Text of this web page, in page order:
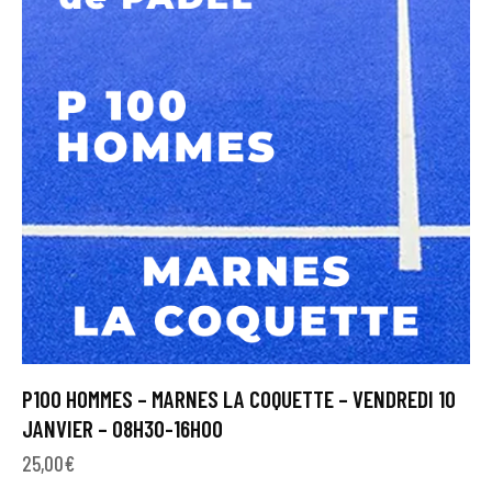
P100 HOMMES – MARNES LA COQUETTE – VENDREDI 10
JANVIER – 08H30-16H00
25,00€